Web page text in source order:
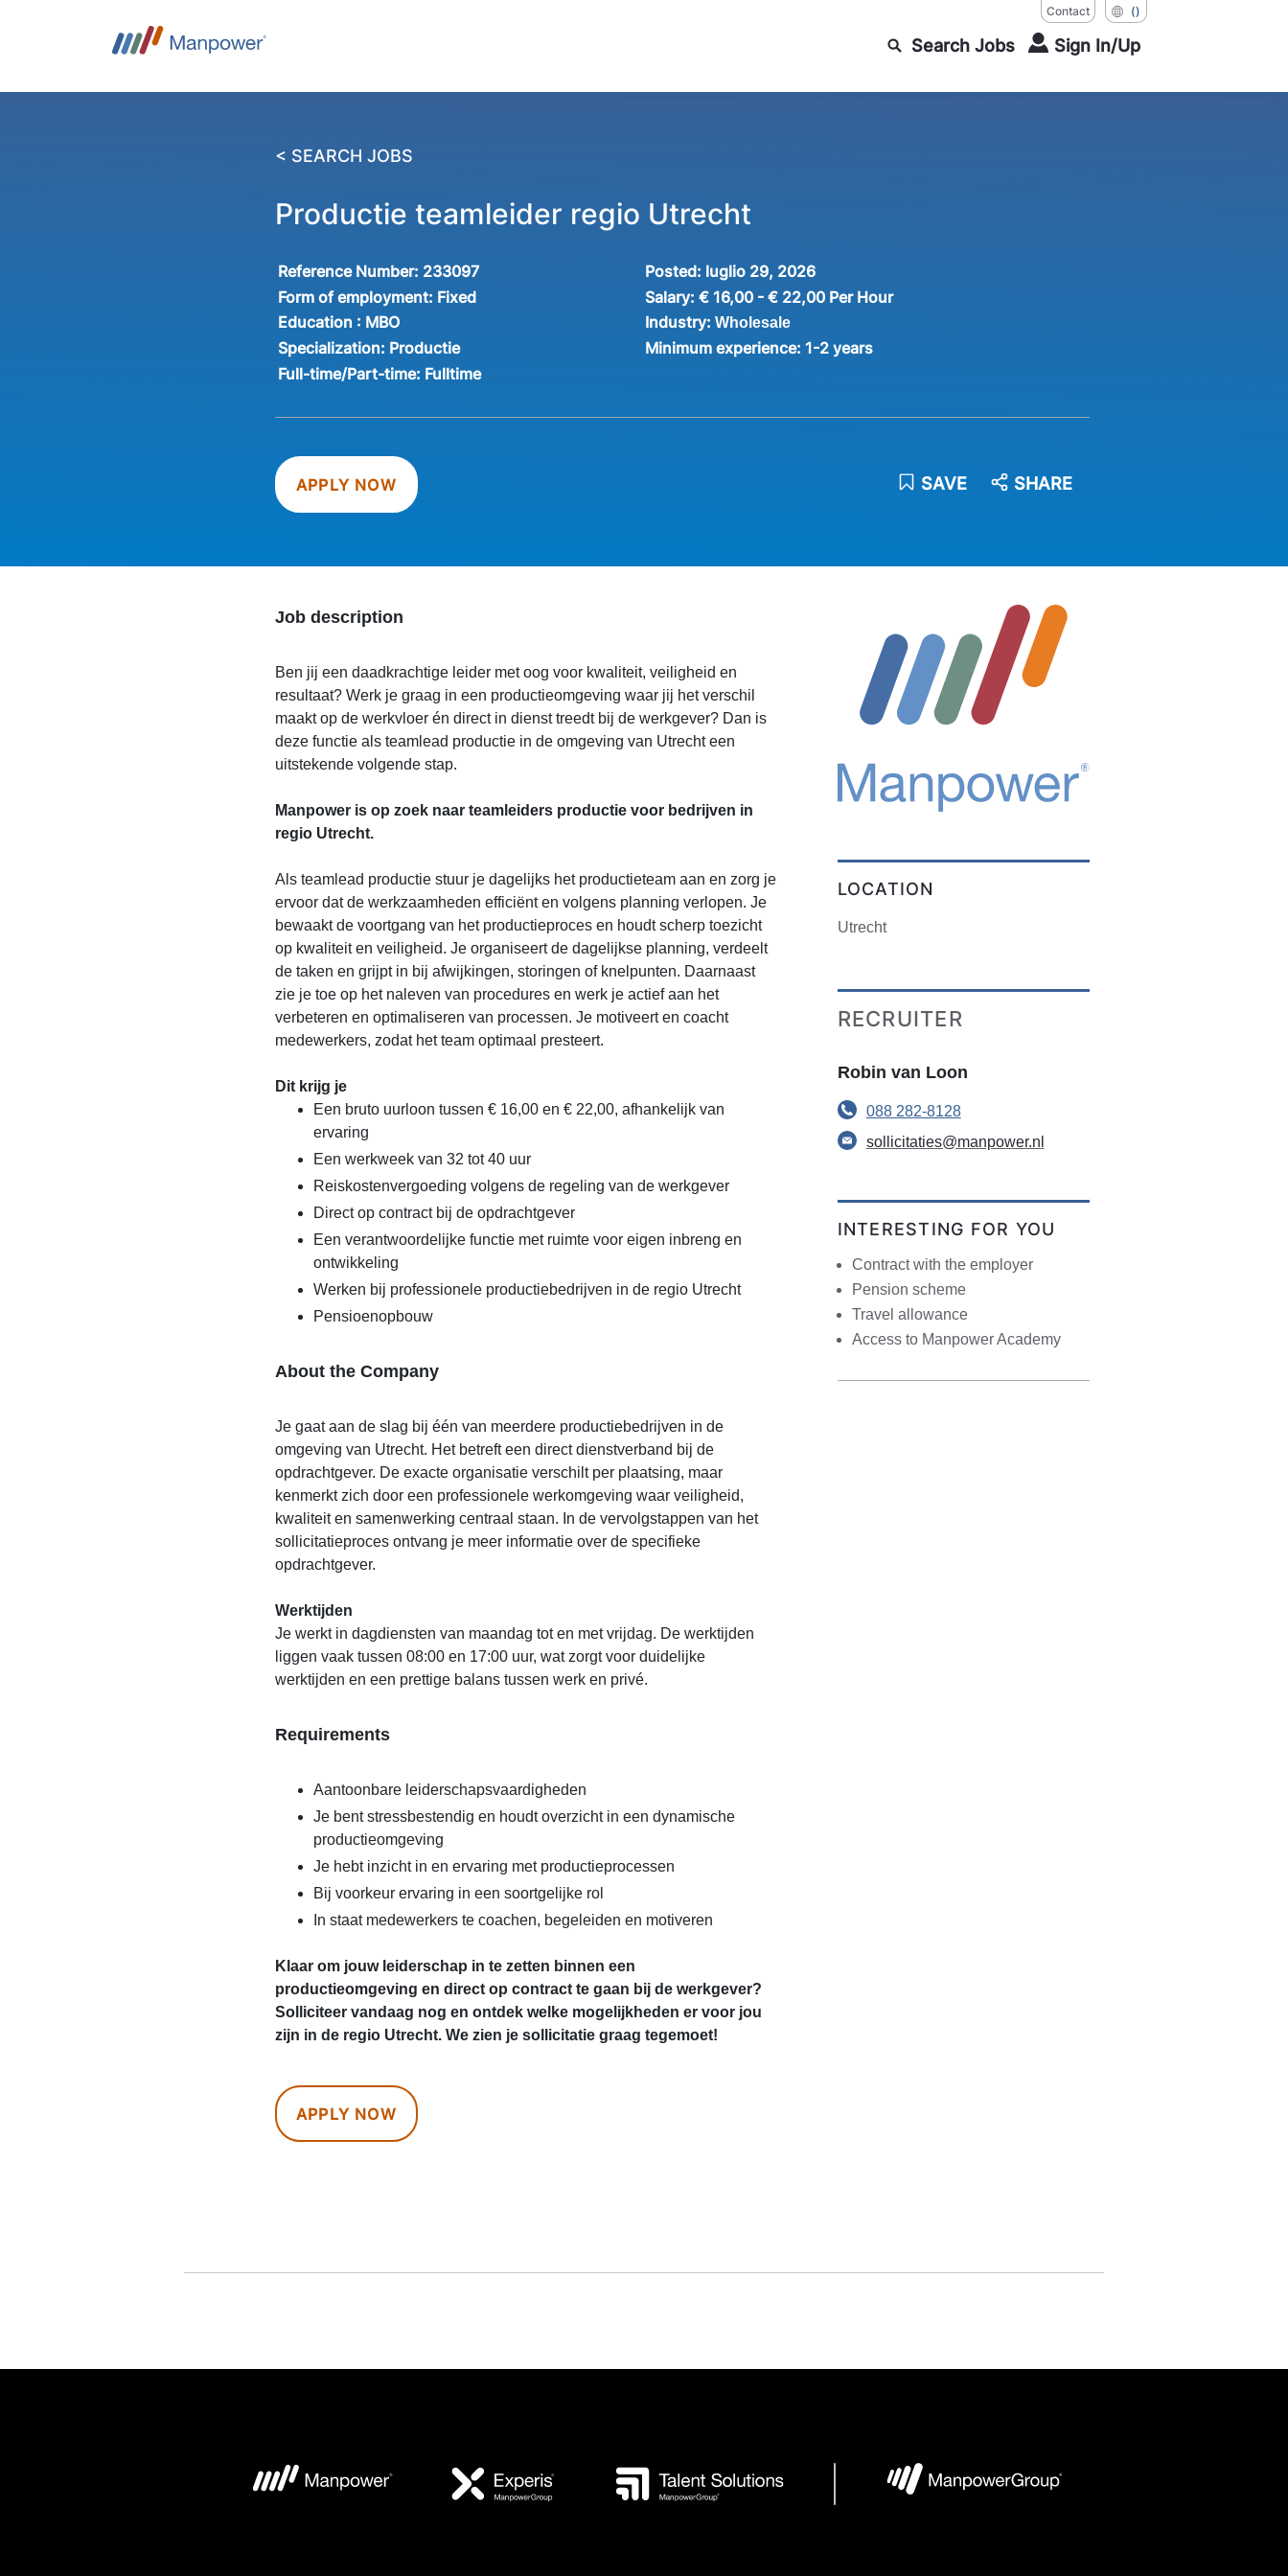
Contact ()
Search Jobs Sign In/Up
< SEARCH JOBS
Productie teamleider regio Utrecht
Reference Number: 233097 Posted: luglio 29, 2026
Form of employment: Fixed Salary: € 16,00 - € 22,00 Per Hour
Education : MBO Industry: Wholesale
Specialization: Productie Minimum experience: 1-2 years
Full-time/Part-time: Fulltime
APPLY NOW SAVE SHARE
Job description
Ben jij een daadkrachtige leider met oog voor kwaliteit, veiligheid en
resultaat? Werk je graag in een productieomgeving waar jij het verschil
maakt op de werkvloer én direct in dienst treedt bij de werkgever? Dan is
deze functie als teamlead productie in de omgeving van Utrecht een
uitstekende volgende stap.
Manpower is op zoek naar teamleiders productie voor bedrijven in
regio Utrecht.
Als teamlead productie stuur je dagelijks het productieteam aan en zorg je
ervoor dat de werkzaamheden efficiënt en volgens planning verlopen. Je
bewaakt de voortgang van het productieproces en houdt scherp toezicht
op kwaliteit en veiligheid. Je organiseert de dagelijkse planning, verdeelt
de taken en grijpt in bij afwijkingen, storingen of knelpunten. Daarnaast
zie je toe op het naleven van procedures en werk je actief aan het
verbeteren en optimaliseren van processen. Je motiveert en coacht
medewerkers, zodat het team optimaal presteert.
Dit krijg je
Een bruto uurloon tussen € 16,00 en € 22,00, afhankelijk van
ervaring
Een werkweek van 32 tot 40 uur
Reiskostenvergoeding volgens de regeling van de werkgever
Direct op contract bij de opdrachtgever
Een verantwoordelijke functie met ruimte voor eigen inbreng en
ontwikkeling
Werken bij professionele productiebedrijven in de regio Utrecht
Pensioenopbouw
About the Company
Je gaat aan de slag bij één van meerdere productiebedrijven in de
omgeving van Utrecht. Het betreft een direct dienstverband bij de
opdrachtgever. De exacte organisatie verschilt per plaatsing, maar
kenmerkt zich door een professionele werkomgeving waar veiligheid,
kwaliteit en samenwerking centraal staan. In de vervolgstappen van het
sollicitatieproces ontvang je meer informatie over de specifieke
opdrachtgever.
Werktijden
Je werkt in dagdiensten van maandag tot en met vrijdag. De werktijden
liggen vaak tussen 08:00 en 17:00 uur, wat zorgt voor duidelijke
werktijden en een prettige balans tussen werk en privé.
Requirements
Aantoonbare leiderschapsvaardigheden
Je bent stressbestendig en houdt overzicht in een dynamische
productieomgeving
Je hebt inzicht in en ervaring met productieprocessen
Bij voorkeur ervaring in een soortgelijke rol
In staat medewerkers te coachen, begeleiden en motiveren
Klaar om jouw leiderschap in te zetten binnen een
productieomgeving en direct op contract te gaan bij de werkgever?
Solliciteer vandaag nog en ontdek welke mogelijkheden er voor jou
zijn in de regio Utrecht. We zien je sollicitatie graag tegemoet!
APPLY NOW
LOCATION
Utrecht
RECRUITER
Robin van Loon
088 282-8128
sollicitaties@manpower.nl
INTERESTING FOR YOU
Contract with the employer
Pension scheme
Travel allowance
Access to Manpower Academy